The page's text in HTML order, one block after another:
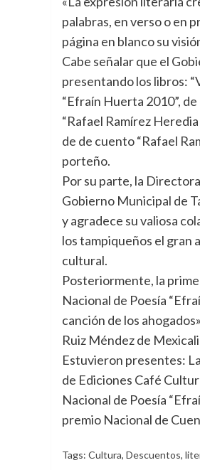
palabras, en verso o en
página en blanco su
Cabe señalar que el
presentando los libros:
“Efraín Huerta 2010”,
“Rafael Ramírez
de de cuento “Rafael
porteño.
Por su parte, la
Gobierno Municipal de
y agradece su valiosa
los tampiqueños el gran
cultural.
Posteriormente, la
Nacional de Poesía
canción de los
Ruiz Méndez de
Estuvieron presentes:
de Ediciones Café
Nacional de Poesía
premio Nacional de
Tags: Cultura, Descuentos,